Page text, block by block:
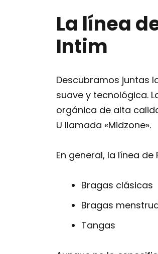
La línea
Intim
Descubramos juntas
suave y tecnológica.
orgánica de alta
U llamada «Midzone».
En general, la línea de
Bragas clásicas
Bragas
Tangas